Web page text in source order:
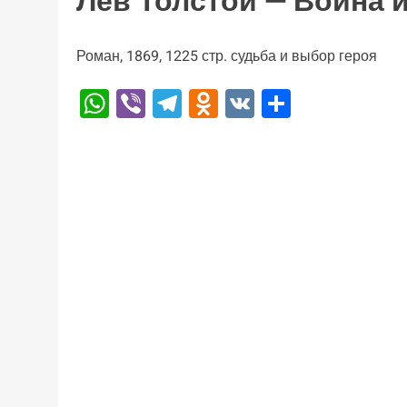
Роман, 1869, 1225 стр. судьба и выбор героя
WhatsApp
ViberTelegram
Odnoklassniki
VK